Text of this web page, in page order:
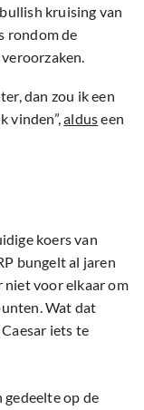
kruising van
rondom de
dan zou ik een
vinden”,alduseen
koers van
bungelt al jaren
niet voor elkaar om
Wat dat
iets te
gedeelte op de